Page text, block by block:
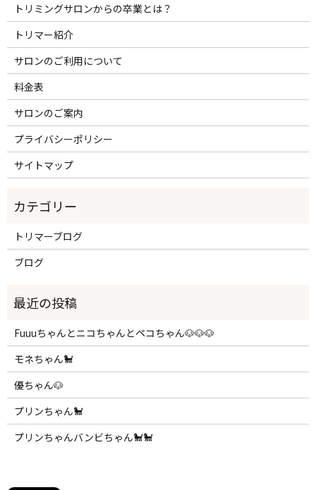
トリミングサロンからの卒業とは？
トリマー紹介
サロンのご利用について
料金表
サロンのご案内
プライバシーポリシー
サイトマップ
トリマーブログ
ブログ
Fuuuちゃんとニコちゃんとペコちゃん🐶🐶🐶
モネちゃん🐩
優ちゃん🐶
プリンちゃん🐩
プリンちゃんバンビちゃん🐩🐩